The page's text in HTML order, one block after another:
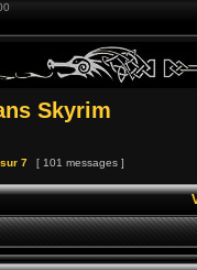
Skyrim
sur 7 [ 101 messages ]